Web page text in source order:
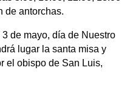
de antorchas.
de mayo, día de Nuestro
lugar la santa misa y
el obispo de San Luis,